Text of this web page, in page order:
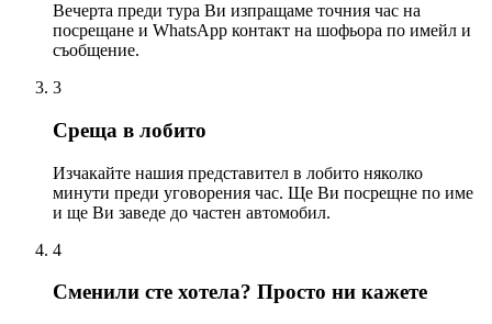
Вечерта преди тура Ви изпращаме точния час на
посрещане и WhatsApp контакт на шофьора по имейл и
съобщение.
3
Среща в лобито
Изчакайте нашия представител в лобито няколко
минути преди уговорения час. Ще Ви посрещне по име
и ще Ви заведе до частен автомобил.
4
Сменили сте хотела? Просто ни кажете